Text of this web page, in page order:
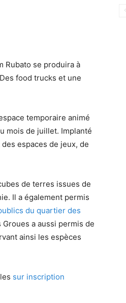
Rubato se produira à
food trucks et une
temporaire animé
mois de juillet. Implanté
espaces de jeux, de
de terres issues de
Il a également permis
du quartier des
Groues a aussi permis de
ainsi les espèces
sur inscription